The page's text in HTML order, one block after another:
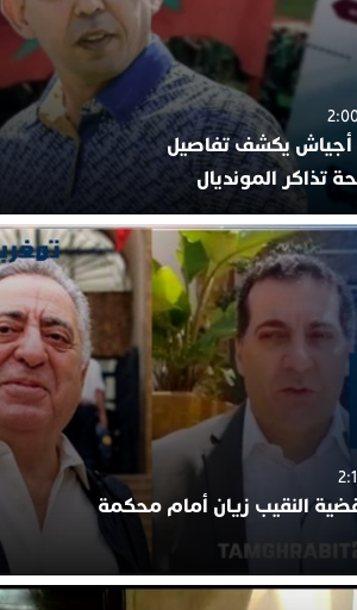
أجياش يكشف تفاصيل
تذاكر المونديال
النقيب زيان أمام محكمة